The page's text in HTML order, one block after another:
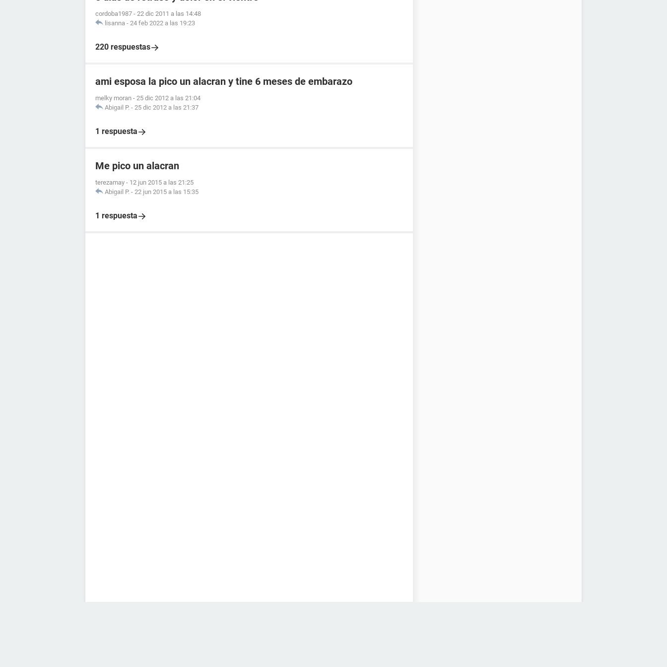
cordoba1987 - 22 dic 2011 a las 14:48
lisanna - 24 feb 2022 a las 19:23
220 respuestas
ami esposa la pico un alacran y tine 6 meses de embarazo
melky moran - 25 dic 2012 a las 21:04
Abigail P. - 25 dic 2012 a las 21:37
1 respuesta
Me pico un alacran
terezamay - 12 jun 2015 a las 21:25
Abigail P. - 22 jun 2015 a las 15:35
1 respuesta